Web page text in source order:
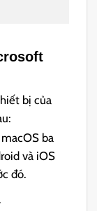
bị của
ba
và iOS
đó.